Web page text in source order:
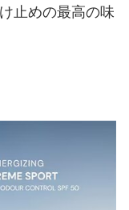
止めの最高の味